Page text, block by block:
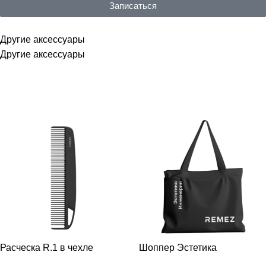
Записаться
Другие аксессуары
Другие аксессуары
Расческа R.1 в чехле
Шоппер Эстетика